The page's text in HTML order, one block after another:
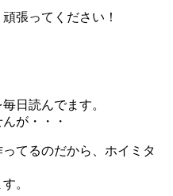
張ってください！
日読んでます。
が・・・
てるのだから、ホイミタ
。